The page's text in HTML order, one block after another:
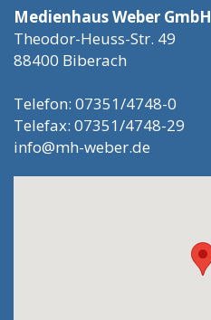
Medienhaus Weber GmbH
Theodor-Heuss-Str. 49
88400 Biberach
Telefon: 07351/4748-0
Telefax: 07351/4748-29
info@mh-weber.de